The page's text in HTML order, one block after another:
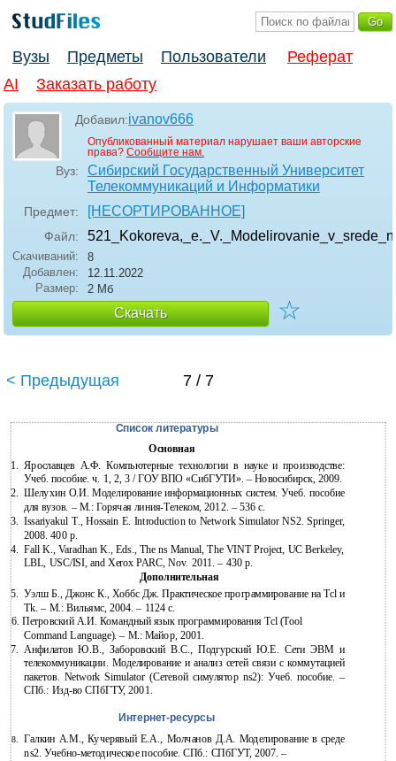
Вузы Предметы Пользователи
Реферат
AI
Заказать работу
Добавил:ivanov666
Опубликованный материал нарушает ваши авторские
права? Сообщите нам.
Вуз:
Сибирский Государственный Университет
Телекоммуникаций и Информатики
Предмет: [НЕСОРТИРОВАННОЕ]
Файл:
Скачиваний:
8
Добавлен:
12.11.2022
Размер:
2 Мб
Скачать ☆
< Предыдущая 7 / 7
Список литературы
Основная
1.
Ярославцев А.Ф. Компьютерные технологии в науке и производстве:
Учеб. пособие. ч. 1, 2, 3 / ГОУ ВПО «СибГУТИ». – Новосибирск, 2009.
2. Шелухин О.И. Моделирование информационных систем. Учеб. пособие
для вузов. – М.: Горячая линия-Телеком, 2012. – 536 с.
3. Issariyakul T., Hossain E. Introduction to Network Simulator NS2. Springer,
2008. 400 p.
4.
Fall K., Varadhan K., Eds., The ns Manual, The VINT Project, UC Berkeley,
LBL, USC/ISI, and Xerox PARC, Nov. 2011. – 430 p.
Дополнительная
5.
Уэлш Б., Джонс К., Хоббс Дж. Практическое программирование на Tcl и
Tk. – М.: Вильямс, 2004. – 1124 с.
6. Петровский А.И. Командный язык программирования Tcl (Tool
Command Language). – М.: Майор, 2001.
7. Анфилатов Ю.В., Заборовский В.С., Подгурский Ю.Е. Сети ЭВМ и
телекоммуникации. Моделирование и анализ сетей связи с коммутацией
пакетов. Network Simulator (Сетевой симулятор ns2): Учеб. пособие. –
СПб.: Изд-во СПбГТУ, 2001.
Интернет-ресурсы
8. Галкин А.М., Кучерявый Е.А., Молчанов Д.А. Моделирование в среде
ns2. Учебно-методическое пособие. СПб.: СПбГУТ, 2007. –